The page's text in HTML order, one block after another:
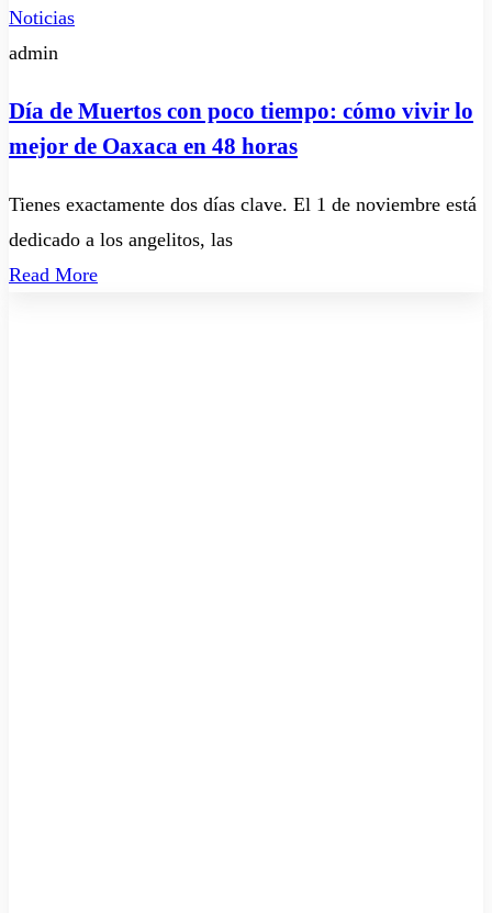
Noticias
admin
Día de Muertos con poco tiempo: cómo vivir lo
mejor de Oaxaca en 48 horas
Tienes exactamente dos días clave. El 1 de noviembre está
dedicado a los angelitos, las
Read More